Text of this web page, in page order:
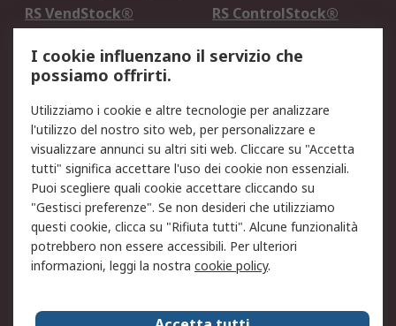
RS VendStock®
RS ControlStock®
Legale
Informativa Cookie
Informativa Privacy -
Aggiornata
Email Security
Termini d'uso
Condizioni di vendita
Condizioni generali di
servizio
Etica e responsabilità
Chi Siamo
Chi Siamo
Contattaci
I cookie influenzano il servizio che
possiamo offrirti.
Utilizziamo i cookie e altre tecnologie per analizzare
l'utilizzo del nostro sito web, per personalizzare e
visualizzare annunci su altri siti web. Cliccare su "Accetta
tutti" significa accettare l'uso dei cookie non essenziali.
Puoi scegliere quali cookie accettare cliccando su
"Gestisci preferenze". Se non desideri che utilizziamo
questi cookie, clicca su "Rifiuta tutti". Alcune funzionalità
potrebbero non essere accessibili. Per ulteriori
informazioni, leggi la nostra cookie policy.